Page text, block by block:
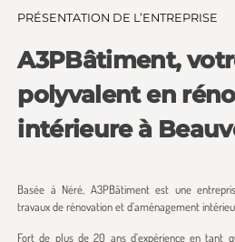
PRÉSENTATION DE L’ENTREPRISE
A3PBâtiment,
polyvalent en
intérieure à
Basée à Néré, A3PBâtiment est une
travaux de rénovation et d’aménagement
Fort de plus de 20 ans d’expérience en tant